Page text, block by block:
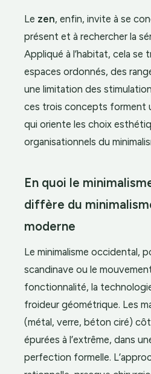
Le zen, enfin, invite à se
présent et à rechercher la
Appliqué à l’habitat, cela se
espaces ordonnés, des
une limitation des
ces trois concepts forment
qui oriente les choix
organisationnels du
En quoi le
diffère du
moderne
Le minimalisme occidental,
scandinave ou le
fonctionnalité, la
froideur géométrique. Les
(métal, verre, béton ciré)
épurées à l’extrême, dans
perfection formelle.